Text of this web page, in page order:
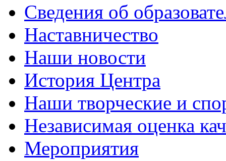
Сведения об
Наставничество
Наши новости
История Центра
Наши творческие и
Независимая оценка
Мероприятия